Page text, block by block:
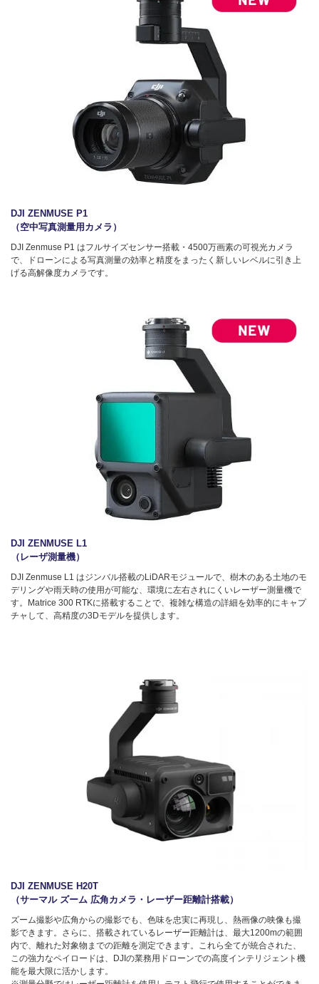
DJI ZENMUSE P1
（空中写真測量用カメラ）
DJI Zenmuse P1 はフルサイズセンサー搭載・4500万画素の可視光カメラ
で、ドローンによる写真測量の効率と精度をまったく新しいレベルに引き上
げる高解像度カメラです。
DJI ZENMUSE L1
（レーザ測量機）
DJI Zenmuse L1 はジンバル搭載のLiDARモジュールで、樹木のある土地のモ
デリングや雨天時の使用が可能な、環境に左右されにくいレーザー測量機で
す。Matrice 300 RTKに搭載することで、複雑な構造の詳細を効率的にキャプ
チャして、高精度の3Dモデルを提供します。
DJI ZENMUSE H20T
（サーマル ズーム 広角カメラ・レーザー距離計搭載）
ズーム撮影や広角からの撮影でも、色味を忠実に再現し、熱画像の映像も撮
影できます。さらに、搭載されているレーザー距離計は、最大1200mの範囲
内で、離れた対象物までの距離を測定できます。これら全てが統合された、
この強力なペイロードは、DJIの業務用ドローンでの高度インテリジェント機
能を最大限に活かします。